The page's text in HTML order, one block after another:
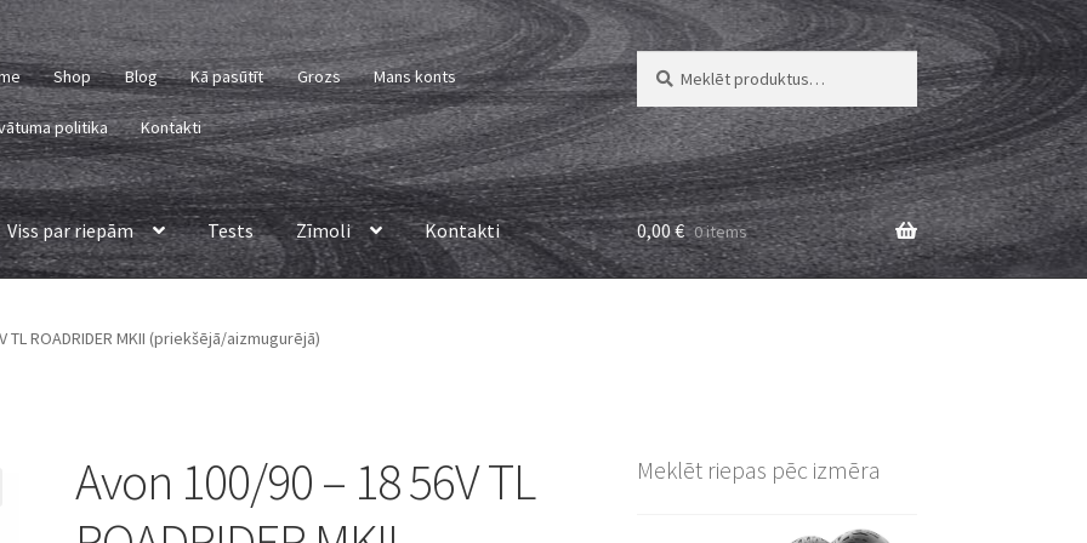
Shop Blog Kā pasūtīt Grozs Mans konts
politika Kontakti
Meklēt:
Meklēt
Viss par riepām Tests Zīmoli Kontakti 0,00€ 0 items
TL ROADRIDER MKII (priekšējā/aizmugurējā)
Avon 100/90 – 18 56V TL
Meklēt riepas pēc izmēra